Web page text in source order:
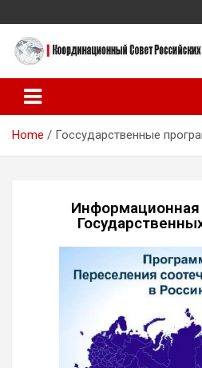
Российских
Нидерландах
Home Госсударственные